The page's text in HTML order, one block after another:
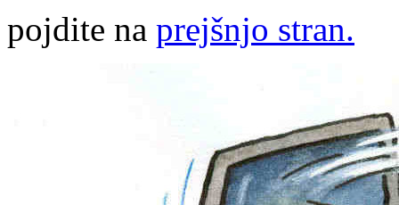
pojdite na prejšnjo stran.